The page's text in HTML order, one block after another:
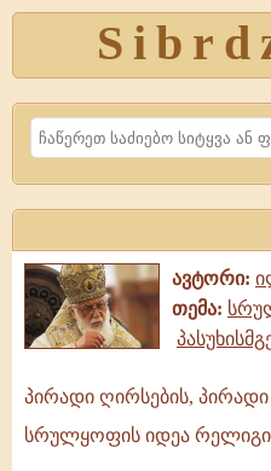
Search
ავტორი:
თემა:
პირადი
ღირსების,
პირადი ღირსების,
სრულყოფის იდეა